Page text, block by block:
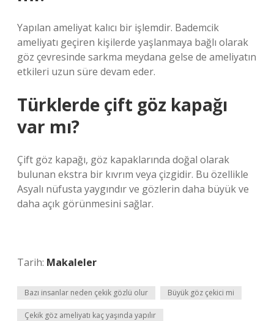
Yapılan ameliyat kalıcı bir işlemdir. Bademcik
ameliyatı geçiren kişilerde yaşlanmaya bağlı olarak
göz çevresinde sarkma meydana gelse de ameliyatın
etkileri uzun süre devam eder.
Türklerde çift göz kapağı
var mı?
Çift göz kapağı, göz kapaklarında doğal olarak
bulunan ekstra bir kıvrım veya çizgidir. Bu özellikle
Asyalı nüfusta yaygındır ve gözlerin daha büyük ve
daha açık görünmesini sağlar.
Tarih: Makaleler
Bazı insanlar neden çekik gözlü olur Büyük göz çekici mi
Çekik göz ameliyatı kaç yaşında yapılır